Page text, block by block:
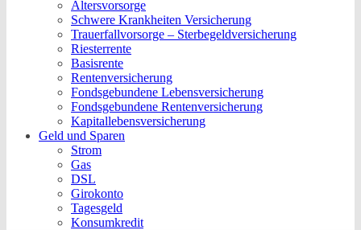
Altersvorsorge
Schwere Krankheiten Versicherung
Trauerfallvorsorge – Sterbegeldversicherung
Riesterrente
Basisrente
Rentenversicherung
Fondsgebundene Lebensversicherung
Fondsgebundene Rentenversicherung
Kapitallebensversicherung
Geld und Sparen
Strom
Gas
DSL
Girokonto
Tagesgeld
Konsumkredit